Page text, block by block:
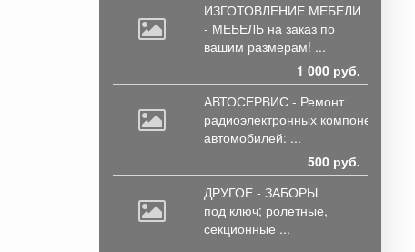
ИЗГОТОВЛЕНИЕ МЕБЕЛИ
- МЕБЕЛЬ на заказ по
вашим размерам! ...
1 000 руб.
АВТОСЕРВИС - Ремонт
радиоэлектронных компонентов
автомобилей: ...
500 руб.
ДРУГОЕ - ЗАБОРЫ
под ключ; ролетные,
секционные ...